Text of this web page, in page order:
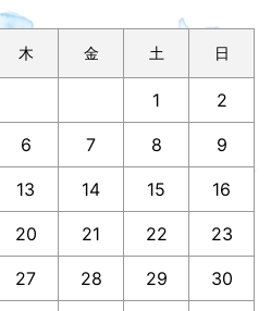
木 金 土 日
1 2
6 7 8 9
13 14 15 16
20 21 22 23
27 28 29 30